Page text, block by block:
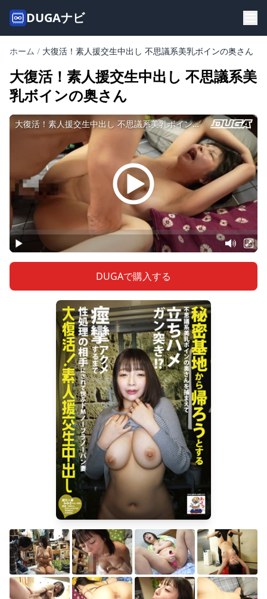
DUGAナビ
ホーム / 大復活！素人援交生中出し 不思議系美乳ボインの奥さん
大復活！素人援交生中出し 不思議系美
乳ボインの奥さん
DUGAで購入する